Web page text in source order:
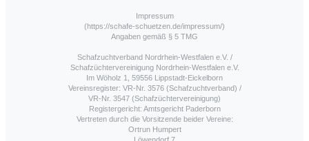
Impressum
(https://schafe-schuetzen.de/impressum/)
Angaben gemäß § 5 TMG
Schafzuchtverband Nordrhein-Westfalen e.V. /
Schafzüchtervereinigung Nordrhein-Westfalen e.V.
Im Wöholz 1, 59556 Lippstadt-Eickelborn
Vereinsregister: VR-Nr. 3576 (Schafzuchtverband) /
VR-Nr. 3547 (Schafzüchtervereinigung)
Registergericht: Amtsgericht Paderborn
Vertreten durch die Vorsitzende beider Vereine:
Ortrun Humpert